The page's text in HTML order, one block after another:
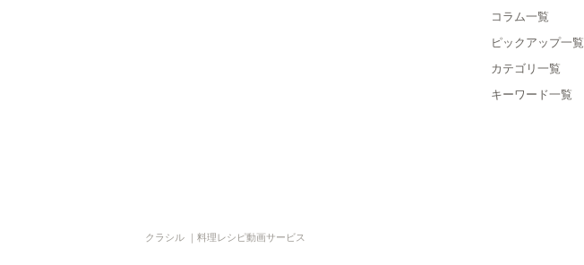
コラム一覧
ピックアップ一覧
カテゴリ一覧
キーワード一覧
クラシル ｜料理レシピ動画サービス